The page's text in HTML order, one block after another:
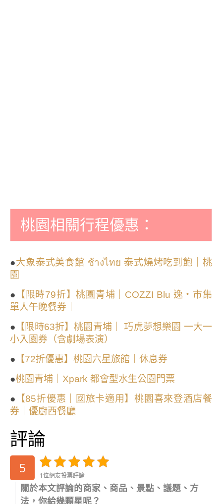
桃園相關行程優惠：
●大象泰式美食館 ช้างไทย 泰式燒烤吃到飽｜桃
園
● 【限時79折】桃園青埔｜COZZI Blu 逸・市集
單人午晚餐券｜
● 【限時63折】桃園青埔｜ 巧虎夢想樂園 一大一
小入園券（含劇場表演）
● 【72折優惠】桃園六星旅館｜休息券
●桃園青埔｜Xpark 都會型水生公園門票
● 【85折優惠｜國旅卡適用】桃園喜來登酒店餐
券｜優廚西餐廳
評論
5 1位網友投票評論
關於本文評論的商家、商品、景點、議題、方
法，你給幾顆星呢？